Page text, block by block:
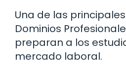
Una de las
Dominios
preparan a los
mercado laboral.